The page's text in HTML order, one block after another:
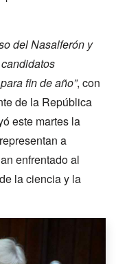
del Nasalferón y
fin de año”, con
de la República
este martes la
a
enfrentado al
la ciencia y la